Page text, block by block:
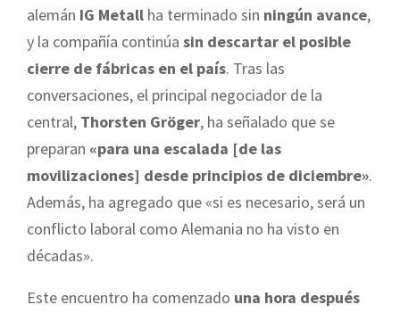
alemán IG Metall ha terminado sin ningún avance,
y la compañía continúa sin descartar el posible
cierre de fábricas en el país. Tras las
conversaciones, el principal negociador de la
central, Thorsten Gröger, ha señalado que se
preparan «para una escalada [de las
movilizaciones] desde principios de diciembre».
Además, ha agregado que «si es necesario, será un
conflicto laboral como Alemania no ha visto en
décadas».
Este encuentro ha comenzado una hora después